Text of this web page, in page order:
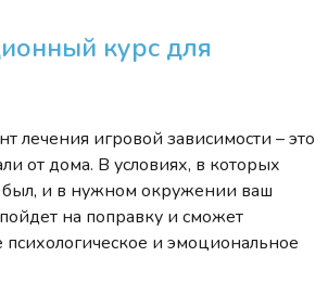
курс для
лечения игровой зависимости – это
от дома. В условиях, в которых
был, и в нужном окружении ваш
на поправку и сможет
психологическое и эмоциональное